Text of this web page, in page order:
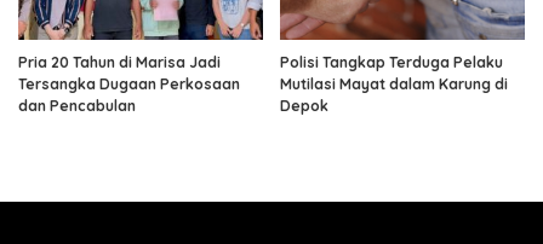
Pria 20 Tahun di Marisa Jadi
Tersangka Dugaan Perkosaan
dan Pencabulan
Polisi Tangkap Terduga Pelaku
Mutilasi Mayat dalam Karung di
Depok